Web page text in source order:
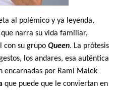
al polémico y ya leyenda,
narra su vida familiar,
con su grupo Queen. La prótesis
los andares, esa auténtica
encarnadas por Rami Malek
que puede que le conviertan en